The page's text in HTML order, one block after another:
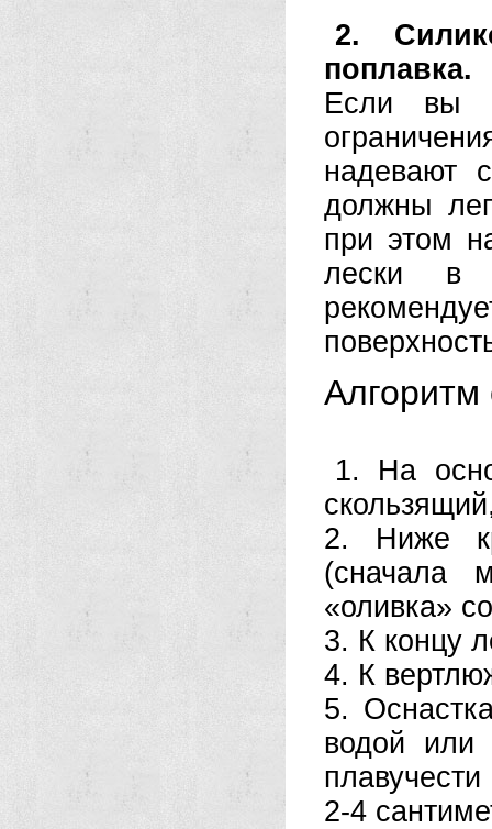
2.
поплавка.
Если вы
надевают
должны
при этом
лески в
Алгоритм
1. На
2. Ниже
(сначала
«оливка»
3. К концу
4. К
5.
водой или
2-4